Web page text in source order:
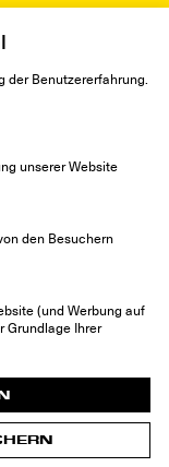
der Benutzererfahrung.
unserer Website
den Besuchern
(und Werbung auf
Grundlage Ihrer